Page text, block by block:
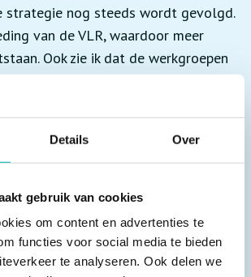
Details Over
gebruik van cookies
om content en advertenties te
functies voor social media te bieden
te analyseren. Ook delen we
strategie nog steeds wordt gevolgd.
van de VLR, waardoor meer
Ook zie ik dat de werkgroepen
steeds actief zijn; daar zit voor
Allesomvattend ben ik van
waarde van VLR zit hem voor Van
in de normontwikkeling en